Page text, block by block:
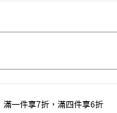
滿一件享7折，滿四件享6折